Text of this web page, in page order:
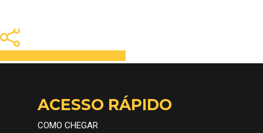
ACESSO RÁPIDO
COMO CHEGAR